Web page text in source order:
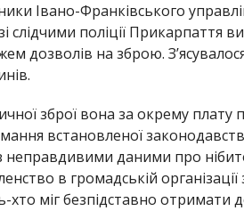
Івано-Франківського
слідчими поліції Прикарпаття
дозволів на зброю.
зброї вона за окрему
встановленої
неправдивими даними про
в громадській
міг безпідставно отримати